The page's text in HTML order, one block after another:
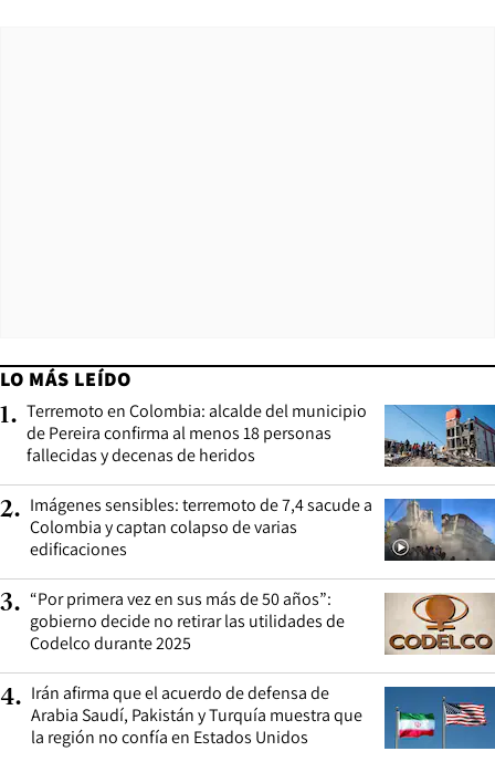
LO MÁS LEÍDO
1. Terremoto en Colombia: alcalde del municipio
de Pereira confirma al menos 18 personas
fallecidas y decenas de heridos
2. Imágenes sensibles: terremoto de 7,4 sacude a
Colombia y captan colapso de varias
edificaciones
3. “Por primera vez en sus más de 50 años”:
gobierno decide no retirar las utilidades de
Codelco durante 2025
4. Irán afirma que el acuerdo de defensa de
Arabia Saudí, Pakistán y Turquía muestra que
la región no confía en Estados Unidos